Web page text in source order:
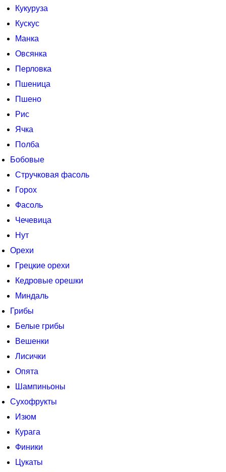
Кукуруза
Кускус
Манка
Овсянка
Перловка
Пшеница
Пшено
Рис
Ячка
Полба
Бобовые
Стручковая фасоль
Горох
Фасоль
Чечевица
Нут
Орехи
Грецкие орехи
Кедровые орешки
Миндаль
Грибы
Белые грибы
Вешенки
Лисички
Опята
Шампиньоны
Сухофрукты
Изюм
Курага
Финики
Цукаты